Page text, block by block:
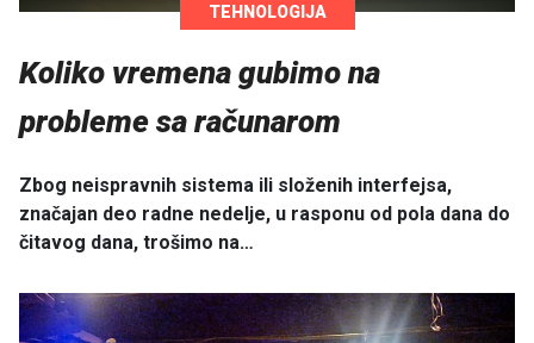
TEHNOLOGIJA
Koliko vremena gubimo na
probleme sa računarom
Zbog neispravnih sistema ili složenih interfejsa,
značajan deo radne nedelje, u rasponu od pola dana do
čitavog dana, trošimo na…